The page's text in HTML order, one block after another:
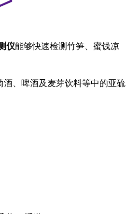
仪能够快速检测竹笋、蜜饯凉
、啤酒及麦芽饮料等中的亚硫